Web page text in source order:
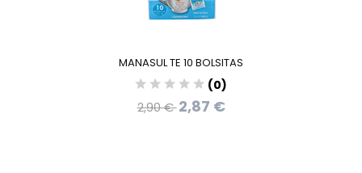
MANASUL TE 10 BOLSITAS
(0)
2,90 €2,87 €